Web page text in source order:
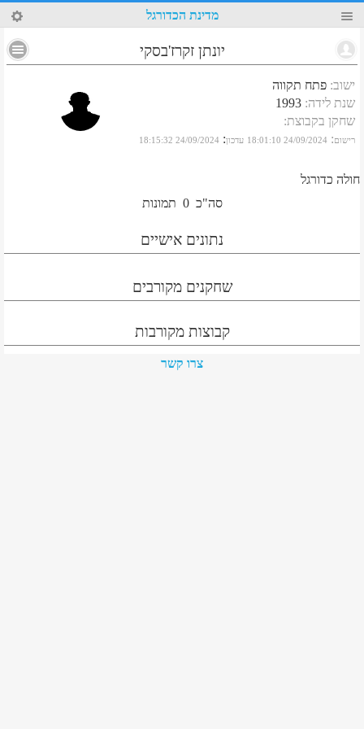
49 מדינת הכדורגל
יונתן זקרז'בסקי
ישוב: פתח תקווה
שנת לידה:
1993
שחקן בקבוצת:
רישום:
24/09/2024 18:01:10 עדכון:
24/09/2024 18:15:32
חולה כדורגל
סה"כ 0 תמונות
נתונים אישיים
שחקנים מקורבים
קבוצות מקורבות
צרו קשר